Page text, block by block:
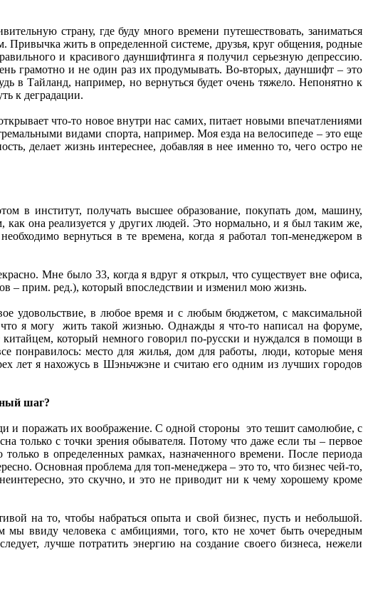
страну, где буду много времени путешествовать, заниматься
Привычка жить в определенной системе, друзья, круг общения, родные
и красивого дауншифтинга я получил серьезную депрессию.
грамотно и не один раз их продумывать. Во-вторых, дауншифт – это
в Тайланд, например, но вернуться будет очень тяжело. Непонятно к
к деградации.
что-то новое внутри нас самих, питает новыми впечатлениями
видами спорта, например. Моя езда на велосипеде – это еще
делает жизнь интереснее, добавляя в нее именно то, чего остро не
в институт, получать высшее образование, покупать дом, машину,
она реализуется у других людей. Это нормально, и я был таким же,
вернуться в те времена, когда я работал топ-менеджером в
Мне было 33, когда я вдруг я открыл, что существует вне офиса,
– прим. ред.), который впоследствии и изменил мою жизнь.
удовольствие, в любое время и с любым бюджетом, с максимальной
я могу жить такой жизнью. Однажды я что-то написал на форуме,
который немного говорил по-русски и нуждался в помощи в
понравилось: место для жилья, дом для работы, люди, которые меня
лет я нахожусь в Шэньчжэне и считаю его одним из лучших городов
шаг?
и поражать их воображение. С одной стороны это тешит самолюбие, с
только с точки зрения обывателя. Потому что даже если ты – первое
в определенных рамках, назначенного времени. После периода
Основная проблема для топ-менеджера – это то, что бизнес чей-то,
это скучно, и это не приводит ни к чему хорошему кроме
на то, чтобы набраться опыта и свой бизнес, пусть и небольшой.
ввиду человека с амбициями, того, кто не хочет быть очередным
лучше потратить энергию на создание своего бизнеса, нежели